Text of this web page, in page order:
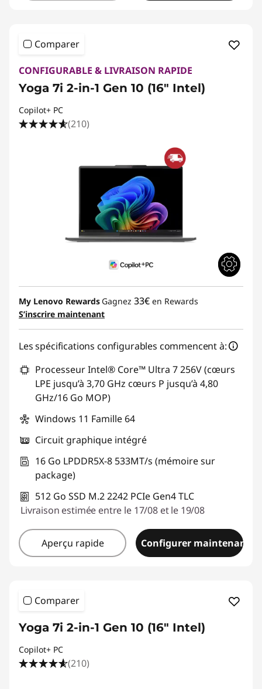
Comparer
CONFIGURABLE & LIVRAISON RAPIDE
Yoga 7i 2-in-1 Gen 10 (16" Intel)
Copilot+ PC
(210)
My Lenovo Rewards Gagnez 33€ en Rewards
S’inscrire maintenant
Les spécifications configurables commencent à:
Processeur Intel® Core™ Ultra 7 256V (cœurs
LPE jusqu’à 3,70 GHz cœurs P jusqu’à 4,80
GHz/16 Go MOP)
Windows 11 Famille 64
Circuit graphique intégré
16 Go LPDDR5X-8 533MT/s (mémoire sur
package)
512 Go SSD M.2 2242 PCIe Gen4 TLC
Livraison estimée entre le 17/08 et le 19/08
Aperçu rapide Configurer maintenant
Comparer
Yoga 7i 2-in-1 Gen 10 (16" Intel)
Copilot+ PC
(210)